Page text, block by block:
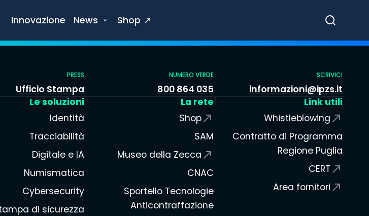
Innovazione News Shop Cerca
PRESS
Ufficio Stampa
NUMERO VERDE
800 864 035
SCRIVICI
informazioni@ipzs.it
Le soluzioni
Identità
Tracciabilità
Digitale e IA
Numismatica
Cybersecurity
di sicurezza
La rete
Shop
SAM
Museo della Zecca
CNAC
Sportello Tecnologie
Anticontraffazione
Link utili
Whistleblowing
Contratto di Programma
Regione Puglia
CERT
Area fornitori